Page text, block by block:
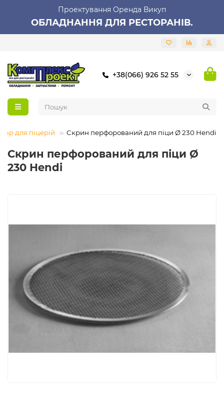
Проектування Оренда Викуп
ОБЛАДНАННЯ ДЛЯ РЕСТОРАНІВ.
+38(066) 926 52 55
для піцерій Скрин перфорований для піци Ø 230 Hendi
Скрин перфорований для піци Ø
230 Hendi